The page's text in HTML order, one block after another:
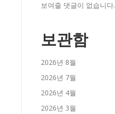
보여줄 댓글이 없습니다.
보관함
2026년 8월
2026년 7월
2026년 4월
2026년 3월